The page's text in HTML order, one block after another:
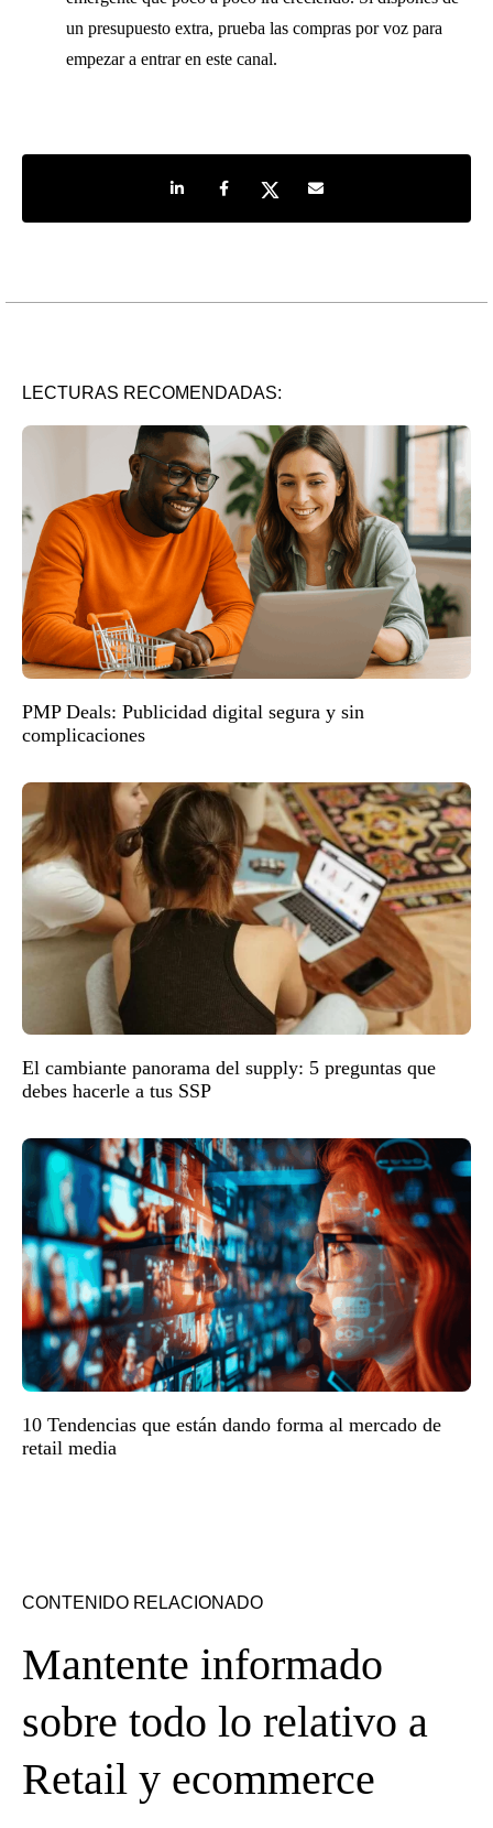
un presupuesto extra, prueba las compras por voz para
empezar a entrar en este canal.
Share on LinkedIn
Share on Facebook
Share on TwitterShare by e-mail
LECTURAS RECOMENDADAS:
PMP Deals: Publicidad digital segura y sin
complicaciones
El cambiante panorama del supply: 5 preguntas que
debes hacerle a tus SSP
10 Tendencias que están dando forma al mercado de
retail media
CONTENIDO RELACIONADO
Mantente informado
sobre todo lo relativo a
Retail y ecommerce